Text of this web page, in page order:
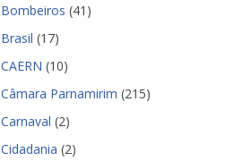
Bombeiros (41)
Brasil (17)
CAERN (10)
Câmara Parnamirim (215)
Carnaval (2)
Cidadania (2)